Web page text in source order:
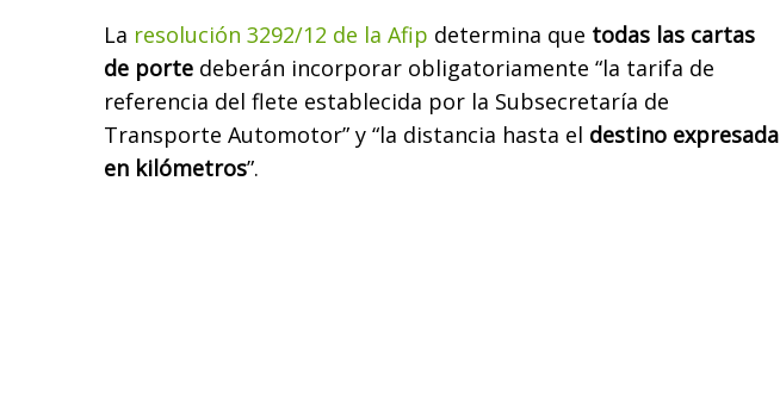
La resolución 3292/12 de la Afip determina que todas las cartas
de porte deberán incorporar obligatoriamente “la tarifa de
referencia del flete establecida por la Subsecretaría de
Transporte Automotor” y “la distancia hasta el destino expresada
en kilómetros”.